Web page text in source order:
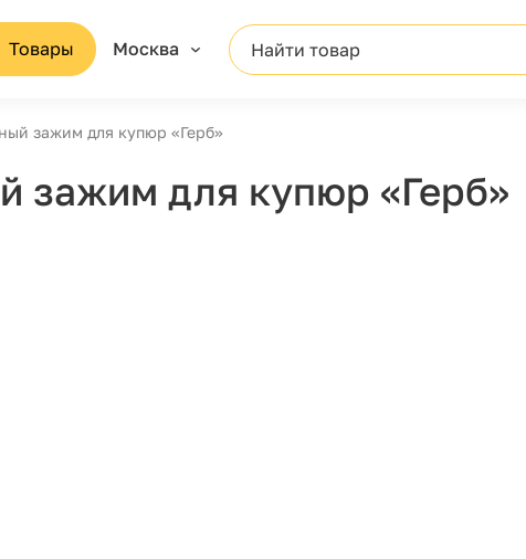
Товары Москва Найти товар
зажим для купюр «Герб»
зажим для купюр «Герб»